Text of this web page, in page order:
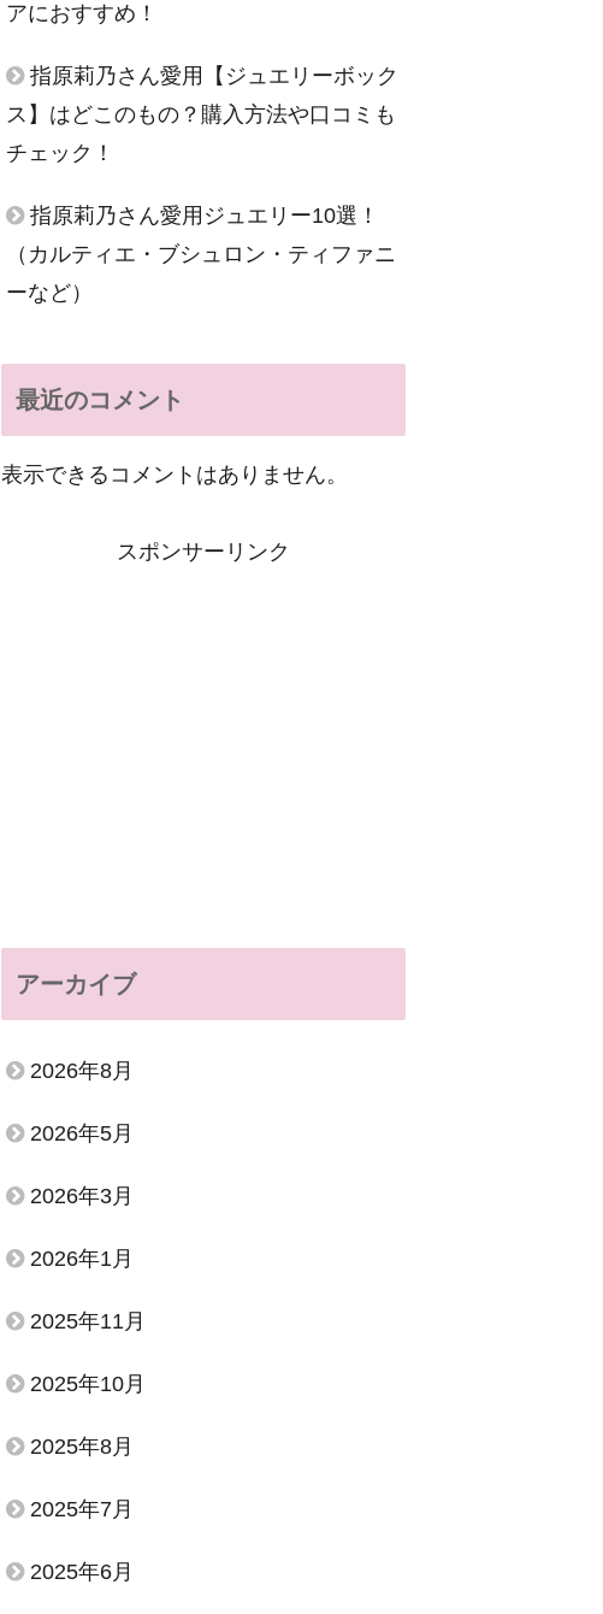
アにおすすめ！
指原莉乃さん愛用【ジュエリーボック
ス】はどこのもの？購入方法や口コミも
チェック！
指原莉乃さん愛用ジュエリー10選！
（カルティエ・ブシュロン・ティファニ
ーなど）
最近のコメント
表示できるコメントはありません。
スポンサーリンク
アーカイブ
2026年8月
2026年5月
2026年3月
2026年1月
2025年11月
2025年10月
2025年8月
2025年7月
2025年6月